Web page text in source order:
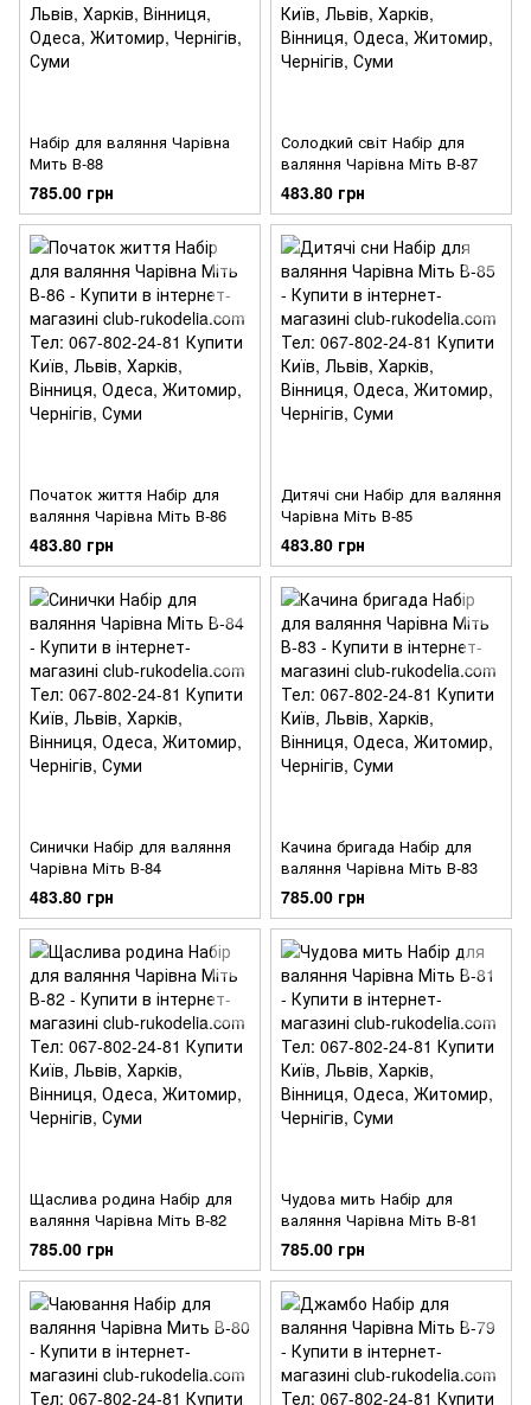
Набір для валяння Чарівна
Мить В-88
785.00 грн
Солодкий світ Набір для
валяння Чарівна Міть В-87
483.80 грн
Початок життя Набір для
валяння Чарівна Міть В-86
483.80 грн
Дитячі сни Набір для валяння
Чарівна Міть В-85
483.80 грн
Синички Набір для валяння
Чарівна Міть В-84
483.80 грн
Качина бригада Набір для
валяння Чарівна Міть В-83
785.00 грн
Щаслива родина Набір для
валяння Чарівна Міть В-82
785.00 грн
Чудова мить Набір для
валяння Чарівна Міть В-81
785.00 грн